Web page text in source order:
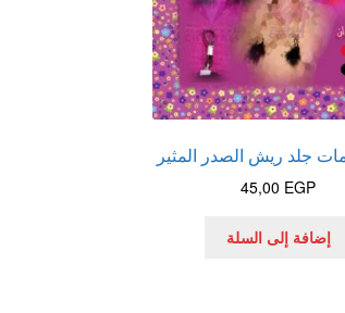
جلد ريش الصدر المثير
45,00 EGP
إضافة إلى السلة